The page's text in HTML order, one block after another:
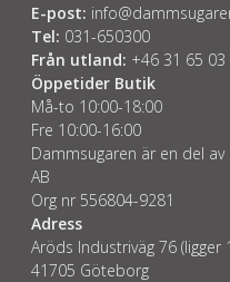
E-post:
Tel: 031-650300
Från utland: +46 31 65 03
Öppetider Butik
Må-to 10:00-18:00
Fre 10:00-16:00
Dammsugaren är en del
AB
Org nr 556804-9281
Adress
Aröds Industriväg 76
41705 Göteborg